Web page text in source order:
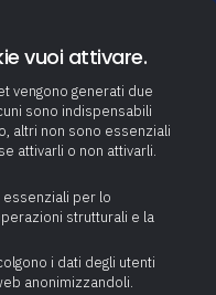
Newsletter
Corte dei conti il
vuoi attivare.
vengono generati due
sono indispensabili
altri non sono essenziali
attivarli o non attivarli.
essenziali per lo
strutturali e la
i dati degli utenti
anonimizzandoli.